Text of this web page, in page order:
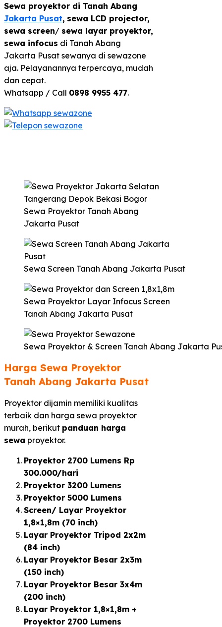
Sewa proyektor di Tanah Abang
Jakarta Pusat, sewa LCD projector,
sewa screen/ sewa layar proyektor,
sewa infocus di Tanah Abang
Jakarta Pusat sewanya di sewazone
aja. Pelayanannya terpercaya, mudah
dan cepat.
Whatsapp / Call 0898 9955 477.
Sewa Proyektor Tanah Abang
Jakarta Pusat
Sewa Screen Tanah Abang Jakarta Pusat
Sewa Proyektor Layar Infocus Screen
Tanah Abang Jakarta Pusat
Sewa Proyektor & Screen Tanah Abang Jakarta
Harga Sewa Proyektor
Tanah Abang Jakarta Pusat
Proyektor dijamin memiliki kualitas
terbaik dan harga sewa proyektor
murah, berikut panduan harga
sewa proyektor.
Proyektor 2700 Lumens Rp
300.000/hari
Proyektor 3200 Lumens
Proyektor 5000 Lumens
Screen/ Layar Proyektor
1,8×1,8m (70 inch)
Layar Proyektor Tripod 2x2m
(84 inch)
Layar Proyektor Besar 2x3m
(150 inch)
Layar Proyektor Besar 3x4m
(200 inch)
Layar Proyektor 1,8×1,8m +
Proyektor 2700 Lumens